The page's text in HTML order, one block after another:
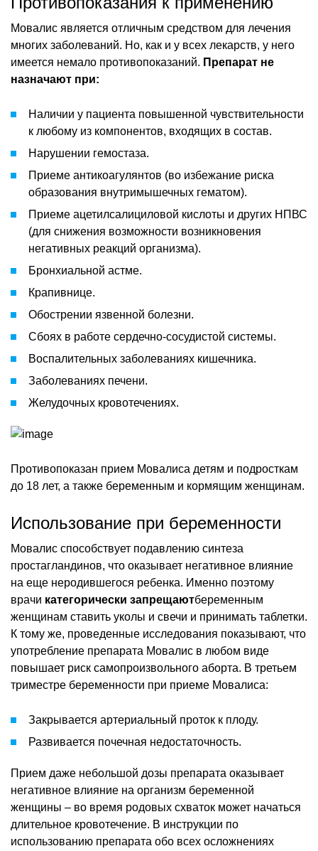
Мовалис является отличным средством для лечения
многих заболеваний. Но, как и у всех лекарств, у него
имеется немало противопоказаний. Препарат не
назначают при:
Наличии у пациента повышенной чувствительности
к любому из компонентов, входящих в состав.
Нарушении гемостаза.
Приеме антикоагулянтов (во избежание риска
образования внутримышечных гематом).
Приеме ацетилсалициловой кислоты и других НПВС
(для снижения возможности возникновения
негативных реакций организма).
Бронхиальной астме.
Крапивнице.
Обострении язвенной болезни.
Сбоях в работе сердечно-сосудистой системы.
Воспалительных заболеваниях кишечника.
Заболеваниях печени.
Желудочных кровотечениях.
Противопоказан прием Мовалиса детям и подросткам
до 18 лет, а также беременным и кормящим женщинам.
Использование при беременности
Мовалис способствует подавлению синтеза
простагландинов, что оказывает негативное влияние
на еще неродившегося ребенка. Именно поэтому
врачи категорически запрещаютбеременным
женщинам ставить уколы и свечи и принимать таблетки.
К тому же, проведенные исследования показывают, что
употребление препарата Мовалис в любом виде
повышает риск самопроизвольного аборта. В третьем
триместре беременности при приеме Мовалиса:
Закрывается артериальный проток к плоду.
Развивается почечная недостаточность.
Прием даже небольшой дозы препарата оказывает
негативное влияние на организм беременной
женщины – во время родовых схваток может начаться
длительное кровотечение. В инструкции по
использованию препарата обо всех осложнениях